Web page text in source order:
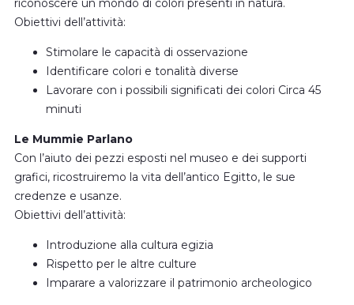
riconoscere un mondo di colori presenti in natura.
Obiettivi dell’attività:
Stimolare le capacità di osservazione
Identificare colori e tonalità diverse
Lavorare con i possibili significati dei colori Circa 45
minuti
Le Mummie Parlano
Con l’aiuto dei pezzi esposti nel museo e dei supporti
grafici, ricostruiremo la vita dell’antico Egitto, le sue
credenze e usanze.
Obiettivi dell’attività:
Introduzione alla cultura egizia
Rispetto per le altre culture
Imparare a valorizzare il patrimonio archeologico